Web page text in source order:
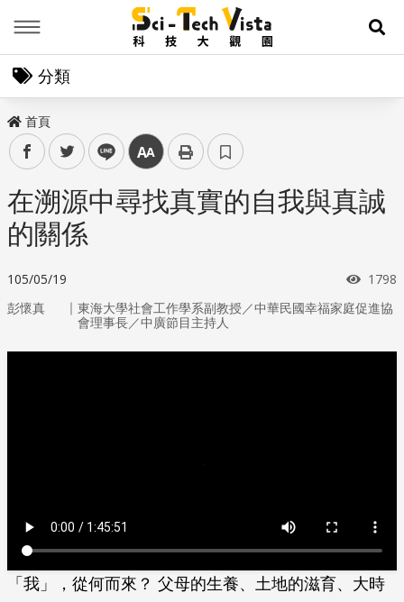
展
分類
首頁
facebooktwitter line 中
在溯源中尋找真實的自我與真誠
的關係
105/05/19 瀏覽
1798
彭懷真 ｜ 東海大學社會工作學系副教授／中華民國幸福家庭促進協
會理事長／中廣節目主持人
「我」，從何而來？ 父母的生養、土地的滋育、大時